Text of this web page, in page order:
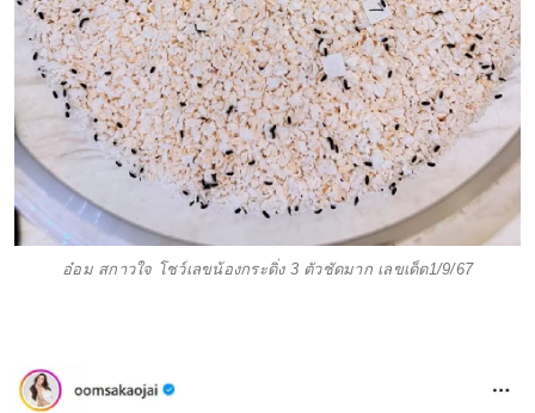
อ๋อม สกาวใจ โชว์เลขน้องกระดิ่ง 3 ตัวชัดมาก เลขเด็ด1/9/67